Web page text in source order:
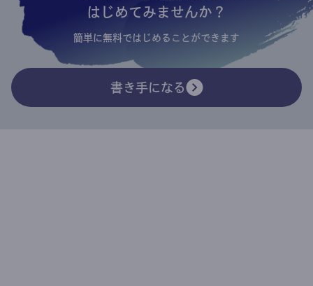
はじめてみませんか？
簡単に無料ではじめることができます
書き手になる